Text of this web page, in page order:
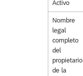
Activo
Nombre
legal
completo
del
propietario
de la